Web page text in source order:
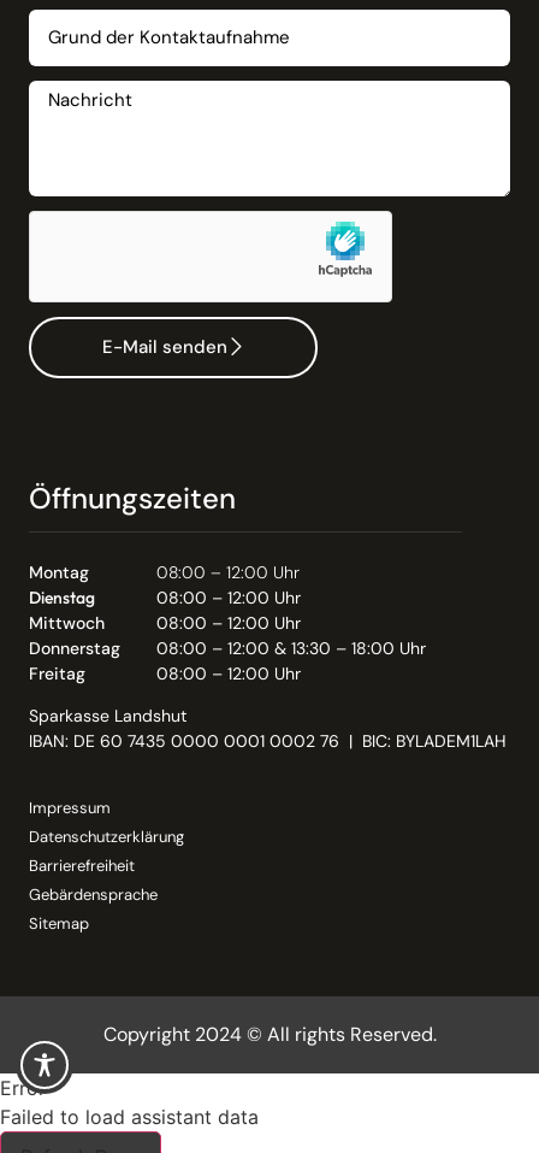
E-Mail senden
Öffnungszeiten
Montag
08:00 – 12:00 Uhr
Dienstag
08:00 – 12:00 Uhr
Mittwoch
08:00 – 12:00 Uhr
Donnerstag
08:00 – 12:00 & 13:30 – 18:00 Uhr
Freitag
08:00 – 12:00 Uhr
Sparkasse Landshut
IBAN: DE 60 7435 0000 0001 0002 76 | BIC: BYLADEM1LAH
Impressum
Datenschutzerklärung
Barrierefreiheit
Gebärdensprache
Sitemap
Copyright 2024 © All rights Reserved.
Error
Failed to load assistant data